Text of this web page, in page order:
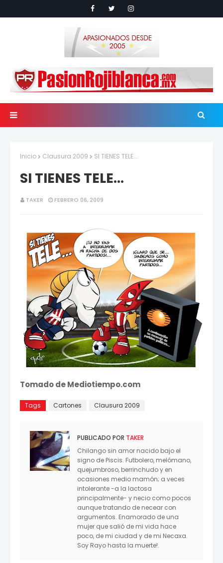
Inicio Clausura 2009 SI TIENES TELE...
SI TIENES TELE...
TAKER FEBRERO 06, 2009
Tomado de Mediotiempo.com
Tags Cartones Clausura 2009
PUBLICADO POR TAKER
Chilango sin amor nacido bajo el
signo de Piscis. Futbolero, melómano,
quejumbroso, berrinchudo y en
ocasiones medio mamón; a veces
intolerante -a la lactosa
principalmente- y necio como pocos
aunque tratando de necear con
argumentos. Enamorado de una
mujer que salió de mi vida hace
poco, de mi ciudad y de mi Necaxa.
Soy Rayo hasta la muerte!.